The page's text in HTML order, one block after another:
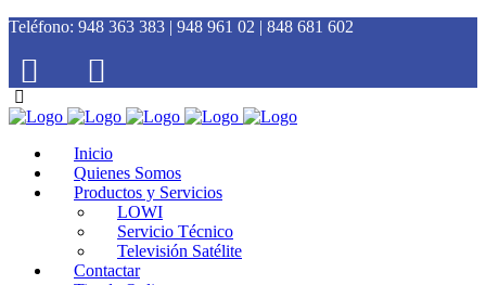
Teléfono: 948 363 383 | 948 961 02 | 848 681 602
Inicio
Quienes Somos
Productos y Servicios
LOWI
Servicio Técnico
Televisión Satélite
Contactar